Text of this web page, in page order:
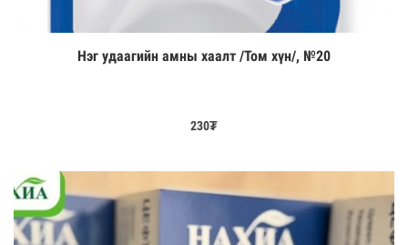
Цааш үзэх
Нэг удаагийн амны хаалт /Том хүн/, №20
230₮